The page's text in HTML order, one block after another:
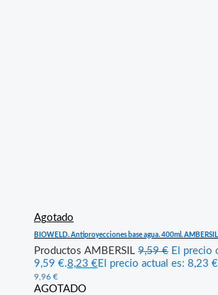
Agotado
BIOWELD. Antiproyecciones base agua. 400ml.
Productos AMBERSIL 9,59€ El precio
9,59 €.8,23 €El precio actual es: 8,23
9,96 €
AGOTADO